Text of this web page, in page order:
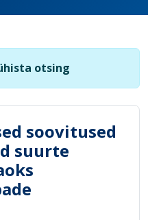
otsing
soovitused
suurte